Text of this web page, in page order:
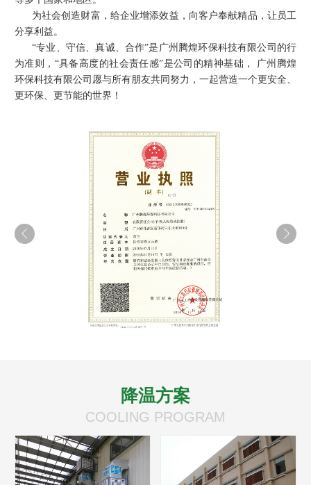
为社会创造财富，给企业增添效益，向客户奉献精品，让员工
分享利益。
“专业、守信、真诚、合作”是 广州腾煌环保科技有限公司 的行
为准则，“具备高度的社会责任感”是公司的精神基础，
广州腾煌
环保科技有限公司 愿与所有朋友共同努力，一起营造一个更安全、
更环保、更节能的世界！
降温方案
COOLING PROGRAM